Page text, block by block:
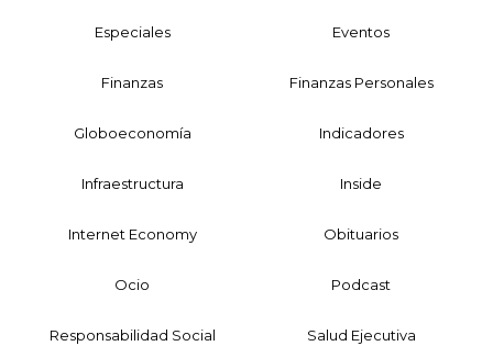
Especiales Eventos
Finanzas Finanzas Personales
Globoeconomía Indicadores
Infraestructura Inside
Internet Economy Obituarios
Ocio Podcast
Responsabilidad Social Salud Ejecutiva